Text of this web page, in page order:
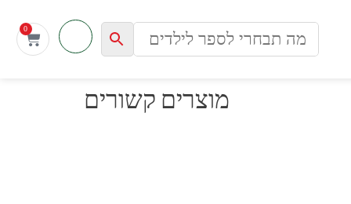
0
מוצרים קשורים